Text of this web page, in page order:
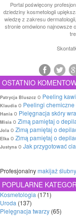
Portal poświęcony
dziedziny kosmetologii
wiedzę z zakresu
stronie omówiono najnowsze
OSTATNIO
Patrycja Bluszcz o Peeling
Klaudia o Peelingi
Hania o Pielęgnacja skóry
Misia o Zimą pamiętaj o
Jola o Zimą pamiętaj o
Elka o Zimą pamiętaj o
Justyna o Jak przygotować
Profesjonalnymakijaż ślubny
POPULARNE
Kosmetologia (171)
Uroda (137)
Pielęgnacja twarzy (65)